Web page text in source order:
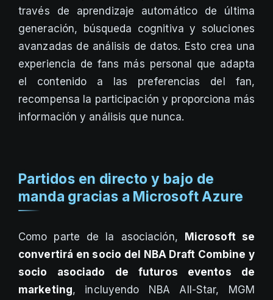
través de aprendizaje automático de última
generación, búsqueda cognitiva y soluciones
avanzadas de análisis de datos. Esto crea una
experiencia de fans más personal que adapta
el contenido a las preferencias del fan,
recompensa la participación y proporciona más
información y análisis que nunca.
Partidos en directo y bajo de
manda gracias a Microsoft Azure
Como parte de la asociación, Microsoft se
convertirá en socio del NBA Draft Combine y
socio asociado de futuros eventos de
marketing, incluyendo NBA All-Star, MGM